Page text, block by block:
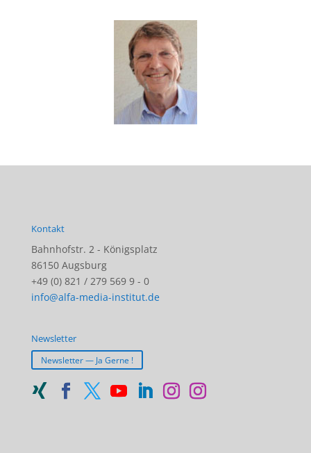
Kontakt
Bahnhofstr. 2 - Königsplatz
86150 Augsburg
+49 (0) 821 / 279 569 9 - 0
info@alfa-media-institut.de
Newsletter
Newsletter — Ja Gerne !